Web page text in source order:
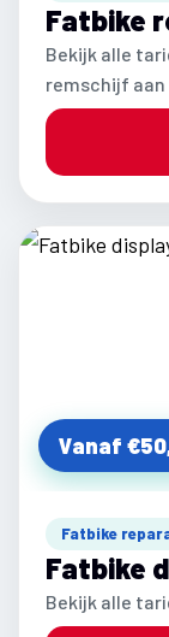
Fatbike
Bekijk alle
remschijf aan
Vanaf
Fatbike
Fatbike
Bekijk alle